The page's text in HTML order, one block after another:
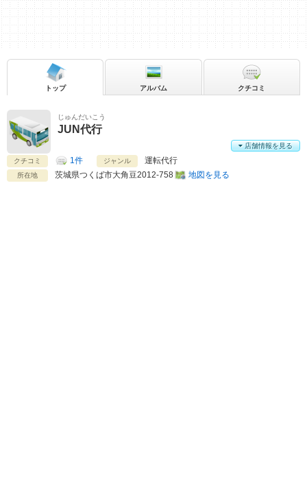
じゅんだいこう
JUN代行
クチコミ 1件 ジャンル 運転代行
所在地 茨城県つくば市大角豆2012-758 地図を見る
店舗情報を見る
トップ アルバム クチコミ